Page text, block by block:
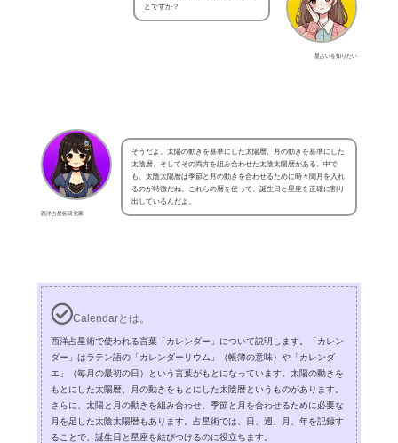
星占いを知りたい
とですか？
西洋占星術研究家
そうだよ。太陽の動きを基準にした太陽暦、月の動きを基準にした
太陰暦、そしてその両方を組み合わせた太陰太陽暦がある。中で
も、太陰太陽暦は季節と月の動きを合わせるために時々閏月を入れ
るのが特徴だね。これらの暦を使って、誕生日と星座を正確に割り
出しているんだよ。
Calendarとは。
西洋占星術で使われる言葉「カレンダー」について説明します。「カレン
ダー」はラテン語の「カレンダーリウム」（帳簿の意味）や「カレンダ
エ」（毎月の最初の日）という言葉がもとになっています。太陽の動きを
もとにした太陽暦、月の動きをもとにした太陰暦というものがあります。
さらに、太陽と月の動きを組み合わせ、季節と月を合わせるために必要な
月を足した太陰太陽暦もあります。占星術では、日、週、月、年を記録す
ることで、誕生日と星座を結びつけるのに役立ちます。